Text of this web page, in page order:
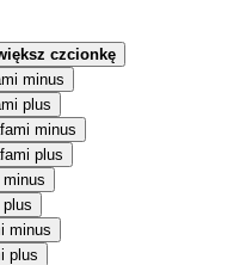
czcionkę
minus
plus
minus
plus
minus
plus